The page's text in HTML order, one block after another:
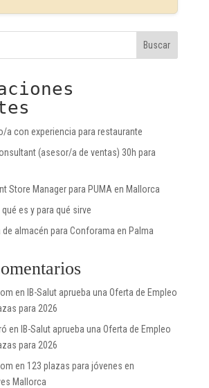
Buscar
a con experiencia para restaurante
(asesor/a de ventas) 30h para
Store Manager para PUMA en Mallorca
es y para qué sirve
almacén para Conforama en Palma
en IB-Salut aprueba una Oferta de Empleo
para 2026
en IB-Salut aprueba una Oferta de Empleo
para 2026
en 123 plazas para jóvenes en
Mallorca